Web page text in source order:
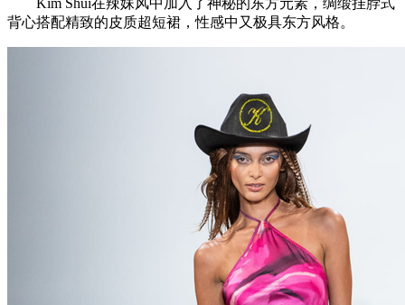
背心搭配精致的皮质超短裙，性感中又极具东方风格。